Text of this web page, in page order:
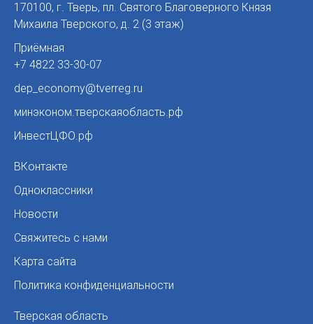
170100, г. Тверь, пл. Святого Благоверного Князя
Михаила Тверского, д. 2 (3 этаж)
Приёмная
+7 4822 33-30-07
dep_economy@tverreg.ru
минэконом.тверскаяобласть.рф
ИнвестЦФО.рф
ВКонтакте
Одноклассники
Новости
Свяжитесь с нами
Карта сайта
Политика конфиденциальности
Тверская область